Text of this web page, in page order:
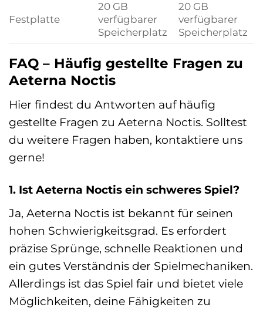
Festplatte
20 GB
verfügbarer
Speicherplatz
20 GB
verfügbarer
Speicherplatz
FAQ – Häufig gestellte Fragen zu
Aeterna Noctis
Hier findest du Antworten auf häufig
gestellte Fragen zu Aeterna Noctis. Solltest
du weitere Fragen haben, kontaktiere uns
gerne!
1. Ist Aeterna Noctis ein schweres Spiel?
Ja, Aeterna Noctis ist bekannt für seinen
hohen Schwierigkeitsgrad. Es erfordert
präzise Sprünge, schnelle Reaktionen und
ein gutes Verständnis der Spielmechaniken.
Allerdings ist das Spiel fair und bietet viele
Möglichkeiten, deine Fähigkeiten zu